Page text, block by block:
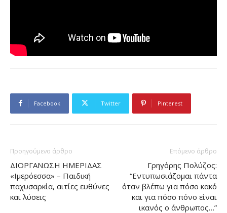
Facebook Twitter Pinterest
Προηγούμενο άρθρο
ΔΙΟΡΓΑΝΩΣΗ ΗΜΕΡΙΔΑΣ
«Ιμερόεσσα» – Παιδική
παχυσαρκία, αιτίες ευθύνες
και λύσεις
Επόμενο άρθρο
Γρηγόρης Πολύζος:
“Εντυπωσιάζομαι πάντα
όταν βλέπω για πόσο κακό
και για πόσο πόνο είναι
ικανός ο άνθρωπος…”